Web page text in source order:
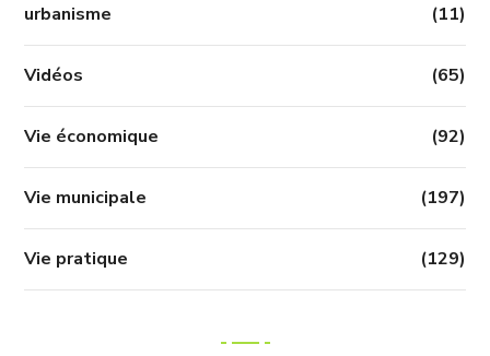
urbanisme (11)
Vidéos (65)
Vie économique (92)
Vie municipale (197)
Vie pratique (129)